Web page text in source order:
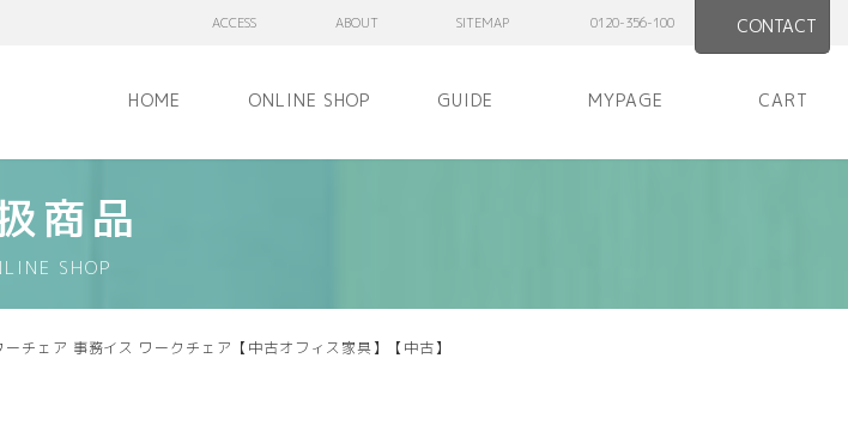
ACCESS ABOUT SITEMAP 0120-356-100 CONTACT
HOME ONLINE SHOP GUIDE MYPAGE CART
商品
SHOP
チェア 事務イス ワークチェア【中古オフィス家具】【中古】